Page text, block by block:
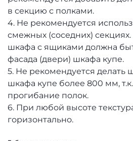
в секцию с полками.
4. Не рекомендуется
смежных (соседних)
шкафа с ящиками должна
фасада (двери) шкафа купе.
5. Не рекомендуется делать
шкафа купе более 800 мм,
прогибание полок.
6. При любой высоте
горизонтально.